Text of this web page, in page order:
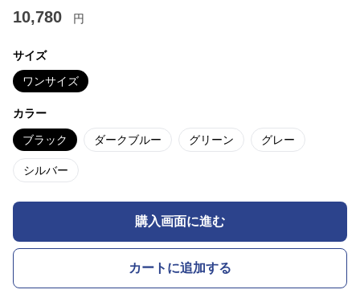
10,780 円
サイズ
ワンサイズ
カラー
ブラック ダークブルー グリーン グレー
シルバー
購入画面に進む
カートに追加する